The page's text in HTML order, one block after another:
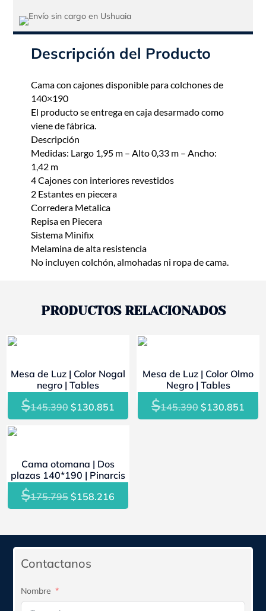
Descripción del Producto
Cama con cajones disponible para colchones de
140×190
El producto se entrega en caja desarmado como
viene de fábrica.
Descripción
Medidas: Largo 1,95 m – Alto 0,33 m – Ancho:
1,42 m
4 Cajones con interiores revestidos
2 Estantes en piecera
Corredera Metalica
Repisa en Piecera
Sistema Minifix
Melamina de alta resistencia
No incluyen colchón, almohadas ni ropa de cama.
PRODUCTOS RELACIONADOS
Mesa de Luz | Color Nogal
negro | Tables
$145.390 El
precio
$145.390.
$130.851
precio
$130.851.
Mesa de Luz | Color Olmo
Negro | Tables
$145.390 El
precio
$130.851
Cama otomana | Dos
plazas 140*190 | Pinarcis
$175.795 El
precio
$158.216El
precio
Contactanos
Nombre